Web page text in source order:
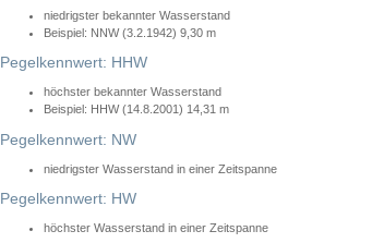
niedrigster bekannter Wasserstand
Beispiel: NNW (3.2.1942) 9,30 m
Pegelkennwert: HHW
höchster bekannter Wasserstand
Beispiel: HHW (14.8.2001) 14,31 m
Pegelkennwert: NW
niedrigster Wasserstand in einer Zeitspanne
Pegelkennwert: HW
höchster Wasserstand in einer Zeitspanne